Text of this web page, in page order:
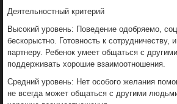
Деятельностный критерий
Высокий уровень: Поведение одобряемо,
бескорыстно. Готовность к сотрудничеству,
партнеру. Ребенок умеет общаться с
поддерживать хорошие взаимоотношения.
Средний уровень: Нет особого желания
не всегда может общаться с другими